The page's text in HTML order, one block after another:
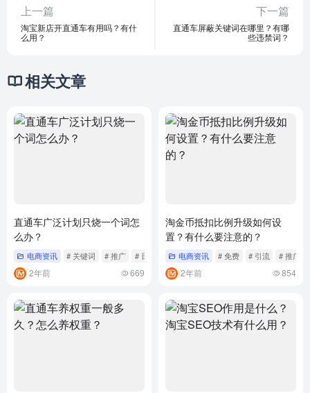
上一篇
淘宝新店开直通车有用吗？有什
么用？
下一篇
直通车屏蔽关键词在哪里？有哪
些违禁词？
相关文章
直通车广泛计划只烧一个词怎
么办？
电商资讯 # 关键词 # 推广 # 日限额
2年前 669
淘金币抵扣比例升级如何设
置？有什么要注意的？
电商资讯 # 免费 # 引流 # 推广
2年前 854